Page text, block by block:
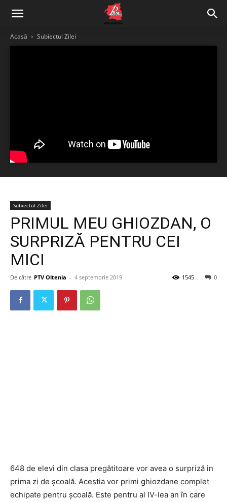
Acasă Subiectul Zilei
Subiectul Zilei
PRIMUL MEU GHIOZDAN, O
SURPRIZĂ PENTRU CEI
MICI
De către PTV Oltenia - 4 septembrie 2019 0
1545
648 de elevi din clasa pregătitoare vor avea o surpriză in
prima zi de școală. Aceștia vor primi ghiozdane complet
echipate pentru școală. Este pentru al IV-lea an în care